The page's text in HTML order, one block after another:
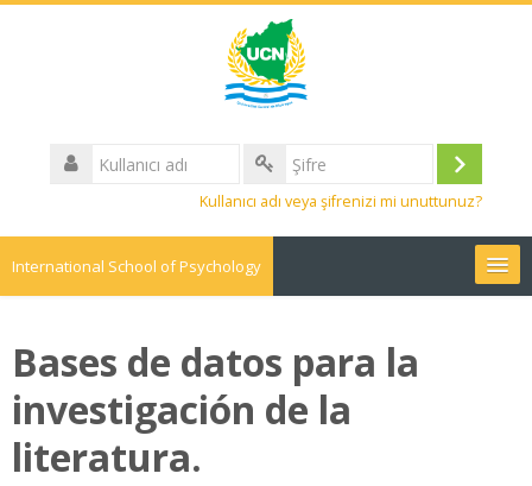
Kullanıcı
adı
Giriş
Kullanıcı adı veya şifrenizi mi unuttunuz?
International School of Psychology
Dersleri
ara
Bases de datos para la
investigación de la
literatura.